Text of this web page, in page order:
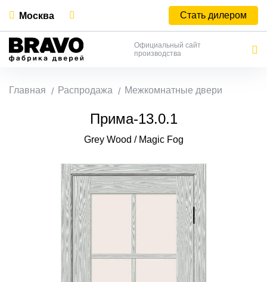
Москва Стать дилером
Официальный сайт
производства
Главная Распродажа Межкомнатные двери
Прима-13.0.1
Grey Wood / Magic Fog